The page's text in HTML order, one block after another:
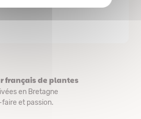
français de plantes
en Bretagne
et passion.